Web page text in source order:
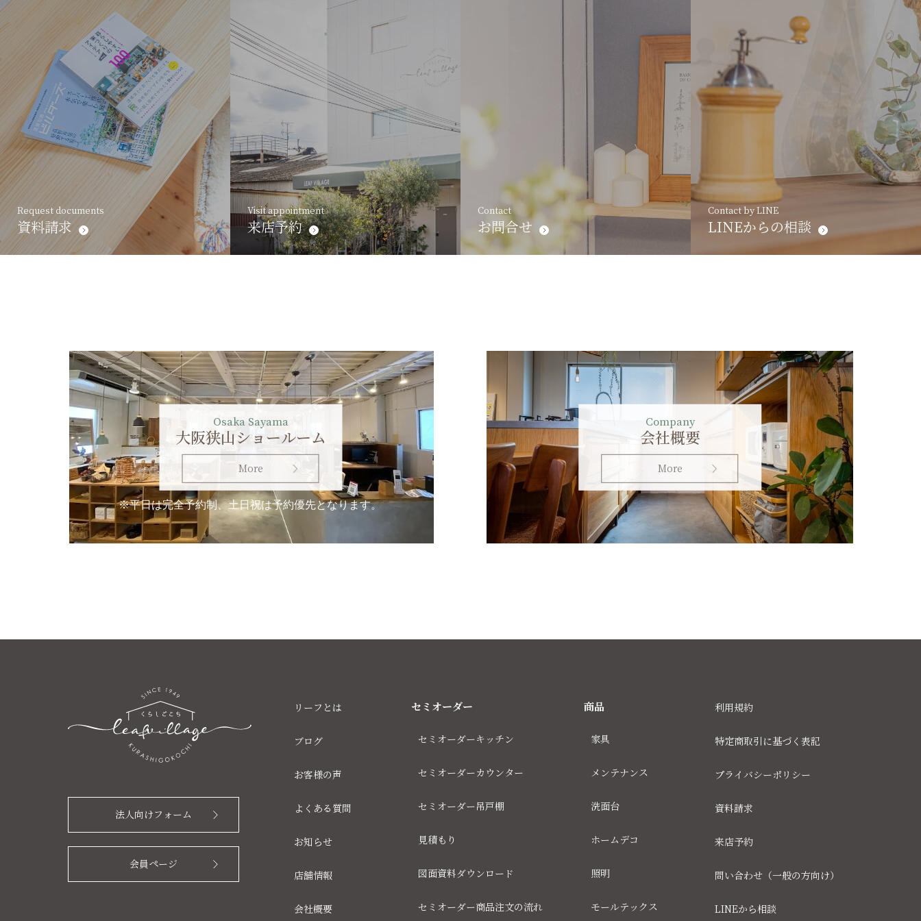
Request documents
資料請求
Visit appointment
来店予約
Contact
お問合せ
Contact by LINE
LINEからの相談
Osaka Sayama
大阪狭山ショールーム
More
※平日は完全予約制、土日祝は予約優先となります。
Company
会社概要
More
法人向けフォーム
会員ページ
リーフとは
ブログ
お客様の声
よくある質問
お知らせ
店舗情報
会社概要
セミオーダー
セミオーダーキッチン
セミオーダーカウンター
セミオーダー吊戸棚
見積もり
図面資料ダウンロード
セミオーダー商品注文の流れ
商品
家具
メンテナンス
洗面台
ホームデコ
照明
モールテックス
利用規約
特定商取引に基づく表記
プライバシーポリシー
資料請求
来店予約
問い合わせ（一般の方向け）
LINEから相談